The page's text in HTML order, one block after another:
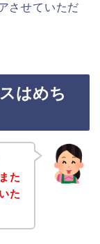
させていただ
はめち
た
た